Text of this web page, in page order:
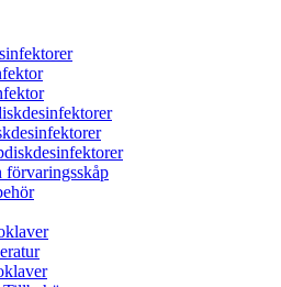
förvaringsskåp